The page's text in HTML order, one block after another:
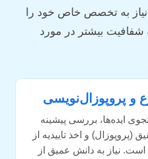
به تخصص خاص خود را
شفافیت بیشتر در مورد
ایده‌ها، بررسی پیشینه
و اخذ تاییدیه از
است. نیاز به دانش عمیق از